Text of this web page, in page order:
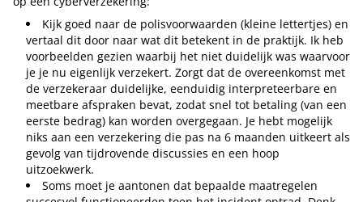
Kijk goed naar de polisvoorwaarden (kleine lettertjes) en
vertaal dit door naar wat dit betekent in de praktijk. Ik heb
voorbeelden gezien waarbij het niet duidelijk was waarvoor
je je nu eigenlijk verzekert. Zorgt dat de overeenkomst met
de verzekeraar duidelijke, eenduidig interpreteerbare en
meetbare afspraken bevat, zodat snel tot betaling (van een
eerste bedrag) kan worden overgegaan. Je hebt mogelijk
niks aan een verzekering die pas na 6 maanden uitkeert als
gevolg van tijdrovende discussies en een hoop
uitzoekwerk.
Soms moet je aantonen dat bepaalde maatregelen